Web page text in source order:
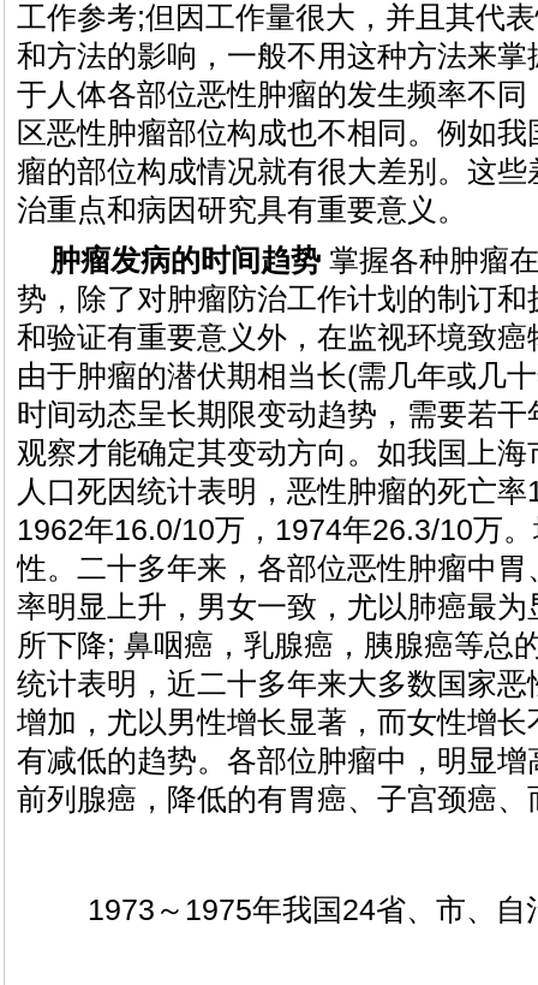
工作参考;但因工作量很大，并且其代
和方法的影响，一般不用这种方法来
于人体各部位恶性肿瘤的发生频率不
区恶性肿瘤部位构成也不相同。例如
瘤的部位构成情况就有很大差别。这
治重点和病因研究具有重要意义。
肿瘤发病的时间趋势 掌握各种肿瘤
势，除了对肿瘤防治工作计划的制订
和验证有重要意义外，在监视环境致
由于肿瘤的潜伏期相当长(需几年或几
时间动态呈长期限变动趋势，需要若
观察才能确定其变动方向。如我国上
人口死因统计表明，恶性肿瘤的死亡
1962年16.0/10万，1974年26.3/10万
性。二十多年来，各部位恶性肿瘤中
率明显上升，男女一致，尤以肺癌最
所下降; 鼻咽癌，乳腺癌，胰腺癌等总
统计表明，近二十多年来大多数国家
增加，尤以男性增长显著，而女性增
有减低的趋势。各部位肿瘤中，明显
前列腺癌，降低的有胃癌、子宫颈癌
1973～1975年我国24省、市、自